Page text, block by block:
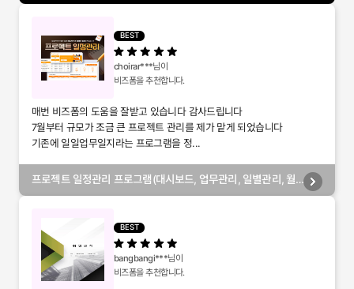
BEST
choirar***님이
비즈폼을 추천합니다.
매번 비즈폼의 도움을 잘받고 있습니다 감사드립니다
7월부터 규모가 조금 큰 프로젝트 관리를 제가 맡게 되었습니다
기존에 일일업무일지라는 프로그램을 정...
프로젝트 일정관리 프로그램(대시보드, 업무관리, 일별관리, 월
BEST
bangbangi***님이
비즈폼을 추천합니다.